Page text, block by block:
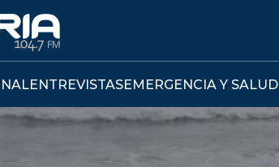
ENTREVISTASEMERGENCIA Y SALUD